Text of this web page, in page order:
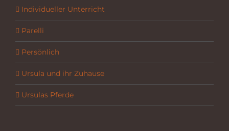
Individueller Unterricht
Parelli
Persönlich
Ursula und ihr Zuhause
Ursulas Pferde